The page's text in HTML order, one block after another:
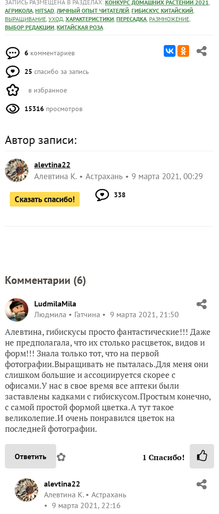
ЗАПИСЬ РАЗМЕЩЕНА В РАЗДЕЛАХ: КОНКУРС ДОМАШНИХ РАСТЕНИЙ 2021,
АГРИКОЛА, HITSAD, ЛИЧНЫЙ ОПЫТ ЧИТАТЕЛЕЙ, ГИБИСКУС КИТАЙСКИЙ,
ВЫРАЩИВАНИЕ, УХОД, ХАРАКТЕРИСТИКИ, ПЕРЕСАДКА, РАЗМНОЖЕНИЕ,
ВЫБОР РЕДАКЦИИ, КИТАЙСКАЯ РОЗА
6 комментариев
25 спасибо за запись
в избранное
15316 просмотров
Автор записи:
alevtina22
Алевтина К. Астрахань 9 марта 2021, 00:29
Сказать спасибо! 338
Комментарии (6)
LudmilaMila
Людмила
Гатчина 9 марта 2021, 21:50
Алевтина, гибискусы просто фантастические!!! Даже
не предполагала, что их столько расцветок, видов и
форм!!! Знала только тот, что на первой
фотографии.Выращивать не пыталась.Для меня они
слишком большие и ассоциируется скорее с
офисами.У нас в свое время все аптеки были
заставлены кадками с гибискусом.Простым конечно,
с самой простой формой цветка.А тут такое
великолепие.И очень понравился цветок на
последней фотографии.
Ответить ✿ 1 Спасибо!
alevtina22
Алевтина К.
Астрахань
9 марта 2021, 22:16